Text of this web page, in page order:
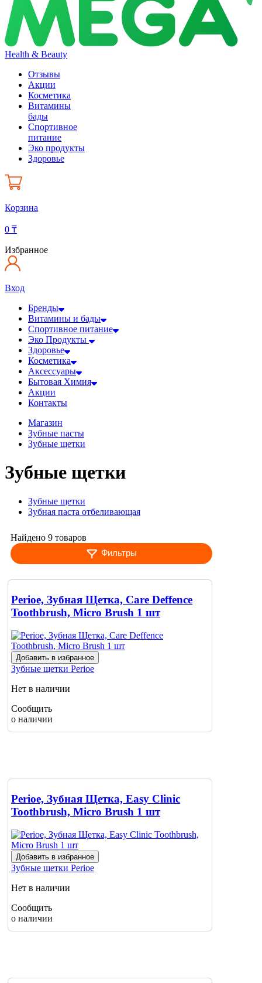
Health & Beauty
Отзывы
Акции
Косметика
Витамины
бады
Спортивное
питание
Эко продукты
Здоровье
Корзина
0 ₸
Избранное
Вход
Бренды
Витамины и бады
Спортивное питание
Эко Продукты
Здоровье
Косметика
Аксессуары
Бытовая Химия
Акции
Контакты
Магазин
Зубные пасты
Зубные щетки
Зубные щетки
Зубные щетки
Зубная паста отбеливающая
Найдено 9 товаров
Фильтры
Perioe, Зубная Щетка, Care Deffence
Toothbrush, Micro Brush 1 шт
Добавить в избранное
Зубные щетки Perioe
Нет в наличии
Сообщить
о наличии
Perioe, Зубная Щетка, Easy Clinic
Toothbrush, Micro Brush 1 шт
Добавить в избранное
Зубные щетки Perioe
Нет в наличии
Сообщить
о наличии